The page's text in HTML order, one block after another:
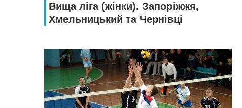
Вища ліга (жінки). Запоріжжя,
Хмельницький та Чернiвцi